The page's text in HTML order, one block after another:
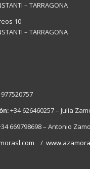
– TARRAGONA
10
– TARRAGONA
+34 626460257 – Julia
669798698 – Antonio
/